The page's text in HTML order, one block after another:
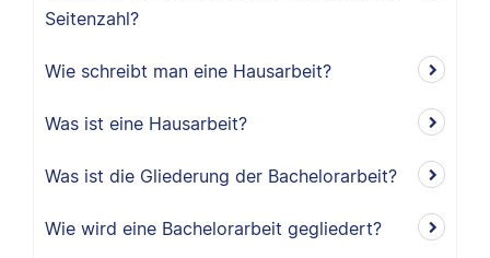
Seitenzahl?
Wie schreibt man eine Hausarbeit?
Was ist eine Hausarbeit?
Was ist die Gliederung der Bachelorarbeit?
Wie wird eine Bachelorarbeit gegliedert?